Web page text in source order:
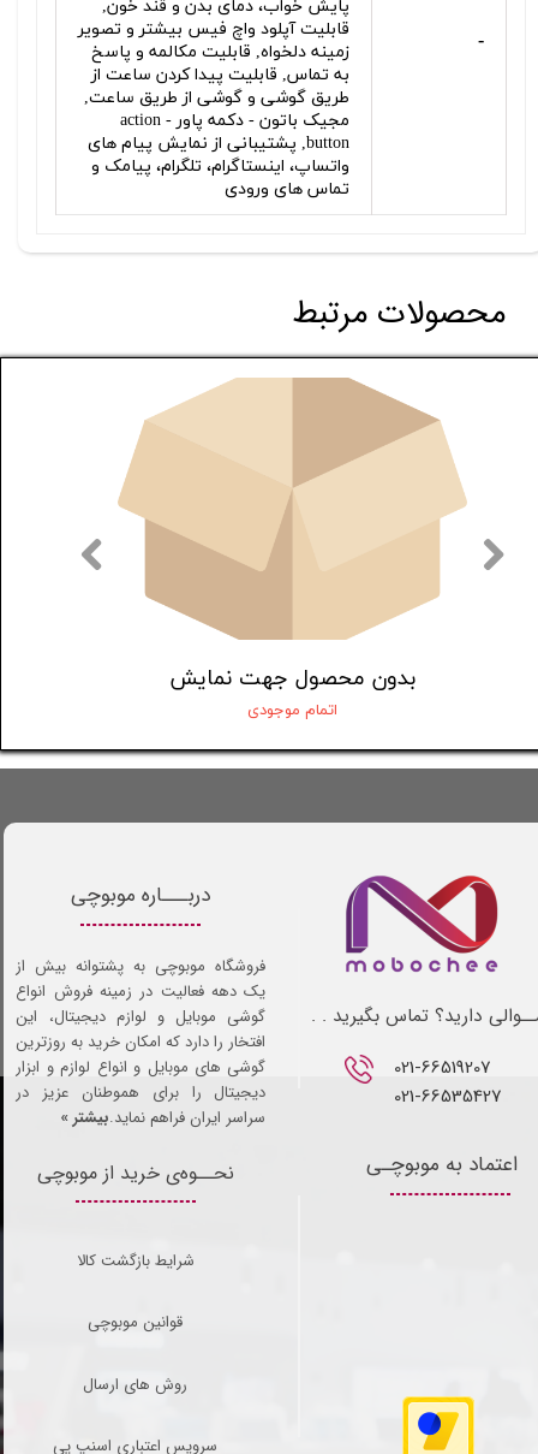
-
پایش خواب، دمای بدن و قند خون,
قابلیت آپلود واچ فیس بیشتر و تصویر
زمینه دلخواه, قابلیت مکالمه و پاسخ
به تماس, قابلیت پیدا کردن ساعت از
طریق گوشی و گوشی از طریق ساعت,
مجیک باتون - دکمه پاور - action
button, پشتیبانی از نمایش پیام های
واتساپ، اینستاگرام، تلگرام، پیامک و
تماس های ورودی
محصولات مرتبط
بدون محصول جهت نمایش
اتمام موجودی
021-66519207​​​​​​​
021-66535427
دارید؟ تماس بگیرید . .
نحــوه‌ی خرید از موبوچی
شرایط بازگشت کالا
قوانین موبوچی
روش های ارسال
سرویس اعتباری اسنپ پی
اعتماد به موبوچـی
دربـــاره موبوچی
فروشگاه موبوچی به پشتوانه بیش از
یک دهه فعالیت در زمینه فروش انواع
گوشی موبایل و لوازم دیجیتال، این
افتخار را دارد که امکان خرید به روزترین
گوشی های موبایل و انواع لوازم و ابزار
دیجیتال را برای هموطنان عزیز در
سراسر ایران فراهم نماید.بیشتر »